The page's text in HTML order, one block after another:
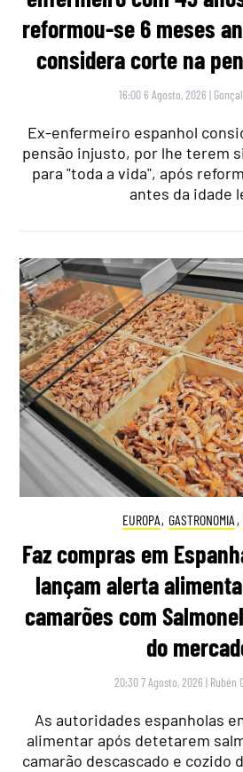
reformou-se 6 meses
considera corte na
16:00 6 Agosto, 2026 |
Ex-enfermeiro espanhol
pensão injusto, por lhe terem
para "toda a vida", após
antes da idade
EUROPA, GASTRONOMIA ,
Faz compras em
lançam alerta
camarões com
do
20:30 7 Agosto, 2026 | Rubén
As autoridades espanholas
alimentar após detetarem
camarão descascado e cozido